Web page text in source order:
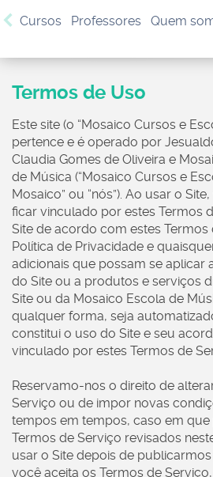
Cursos Professores Quem
Termos de Uso
Este site (o “Mosaico Cursos e
pertence e é operado por
Claudia Gomes de Oliveira e
de Música (“Mosaico Cursos e
Mosaico” ou “nós”). Ao usar o
ficar vinculado por estes Termos
Site de acordo com estes Termos
Política de Privacidade e
adicionais que possam se aplicar
do Site ou a produtos e serviços
Site ou da Mosaico Escola de
qualquer forma, seja
constitui o uso do Site e seu
vinculado por estes Termos de
Reservamo-nos o direito de
Serviço ou de impor novas
tempos em tempos, caso em
Termos de Serviço revisados
usar o Site depois de
você aceita os Termos de